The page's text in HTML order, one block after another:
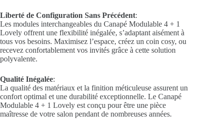
Liberté de Configuration Sans Précédent:
Les modules interchangeables du Canapé Modulable 4 + 1
Lovely offrent une flexibilité inégalée, s’adaptant aisément à
tous vos besoins. Maximisez l’espace, créez un coin cosy, ou
recevez confortablement vos invités grâce à cette solution
polyvalente.
Qualité Inégalée:
La qualité des matériaux et la finition méticuleuse assurent un
confort optimal et une durabilité exceptionnelle. Le Canapé
Modulable 4 + 1 Lovely est conçu pour être une pièce
maîtresse de votre salon pendant de nombreuses années.